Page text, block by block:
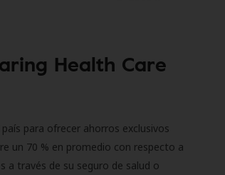
Health Care
para ofrecer ahorros exclusivos
un 70 % en promedio con respecto a
a través de su seguro de salud o